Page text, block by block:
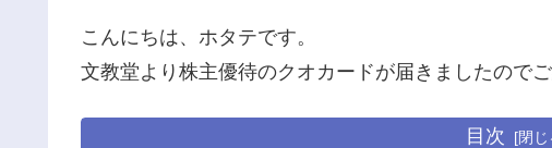
こんにちは、ホタテです。
文教堂より株主優待のクオカードが届きましたのでご
目次